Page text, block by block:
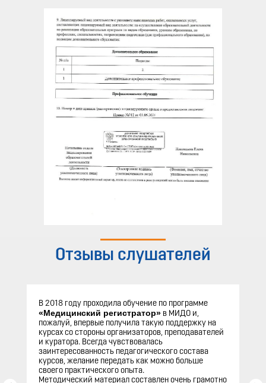
Отзывы слушателей
В 2018 году проходила обучение по программе
«Медицинский регистратор» в МИДО и,
пожалуй, впервые получила такую поддержку на
курсах со стороны организаторов, преподавателей
и куратора. Всегда чувствовалась
заинтересованность педагогического состава
курсов, желание передать как можно больше
своего практического опыта.
Методический материал составлен очень грамотно